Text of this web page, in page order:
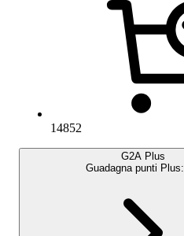
14852
G2A Plus
Guadagna punti Plus: